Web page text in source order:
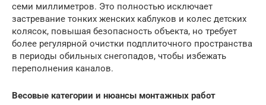
семи миллиметров. Это полностью исключает
застревание тонких женских каблуков и колес детских
колясок, повышая безопасность объекта, но требует
более регулярной очистки подплиточного пространства
в периоды обильных снегопадов, чтобы избежать
переполнения каналов.
Весовые категории и нюансы монтажных работ